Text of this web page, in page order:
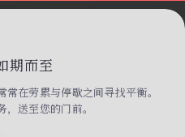
期而至
在劳累与停歇之间寻找平衡。
送至您的门前。